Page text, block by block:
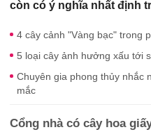
còn có ý nghĩa nhất định
4 cây cảnh "Vàng bạc" trong
5 loại cây ảnh hưởng xấu tới
Chuyên gia phong thủy nhắc
mắc
Cổng nhà có cây hoa